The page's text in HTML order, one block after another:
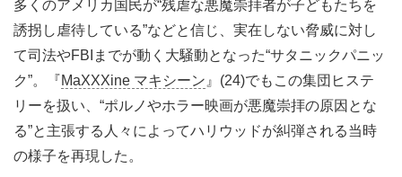
多くのアメリカ国民が“残虐な悪魔崇拝者が子どもたちを
誘拐し虐待している”などと信じ、実在しない脅威に対し
て司法やFBIまでが動く大騒動となった“サタニックパニッ
ク”。『MaXXXine マキシーン 』(24)でもこの集団ヒステ
リーを扱い、“ポルノやホラー映画が悪魔崇拝の原因とな
る”と主張する人々によってハリウッドが糾弾される当時
の様子を再現した。